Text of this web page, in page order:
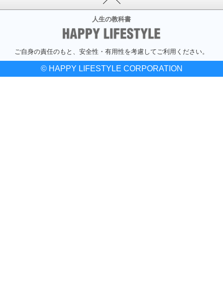
人生の教科書
ご自身の責任のもと、安全性・有用性を考慮してご利用ください。
© HAPPY LIFESTYLE CORPORATION